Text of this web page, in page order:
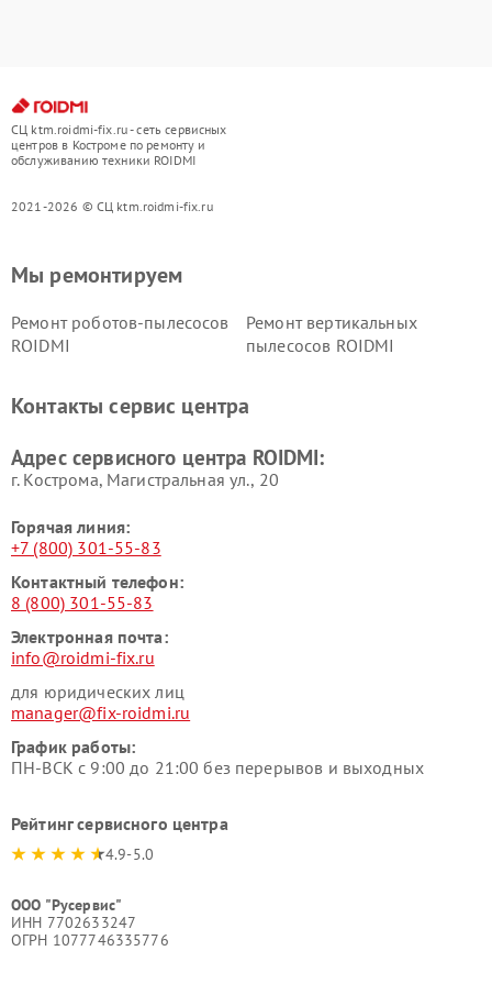
СЦ ktm.roidmi-fix.ru - сеть сервисных
центров в Костроме по ремонту и
обслуживанию техники ROIDMI
2021-2026 © СЦ ktm.roidmi-fix.ru
Мы ремонтируем
Ремонт роботов-пылесосов
ROIDMI
Ремонт вертикальных
пылесосов ROIDMI
Контакты сервис центра
Адрес сервисного центра ROIDMI:
г. Кострома, Магистральная ул., 20
Горячая линия:
+7 (800) 301-55-83
Контактный телефон:
8 (800) 301-55-83
Электронная почта:
info@roidmi-fix.ru
для юридических лиц
manager@fix-roidmi.ru
График работы:
ПН-ВСК с 9:00 до 21:00 без перерывов и выходных
Рейтинг сервисного центра
4.9-5.0
ООО "Русервис"
ИНН 7702633247
ОГРН 1077746335776